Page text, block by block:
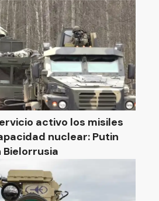
activo los misiles
nuclear: Putin
Bielorrusia